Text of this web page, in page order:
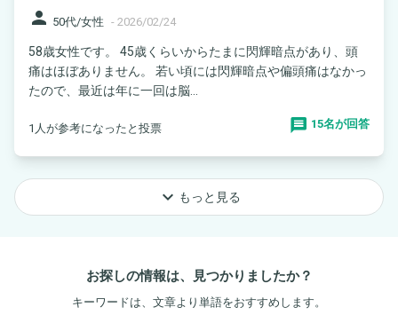
person 50代/女性 - 2026/02/24
58歳女性です。 45歳くらいからたまに閃輝暗点があり、頭
痛はほぼありません。 若い頃には閃輝暗点や偏頭痛はなかっ
たので、最近は年に一回は脳...
1人が参考になったと投票 15名が回答
keyboard_arrow_down もっと見る
お探しの情報は、見つかりましたか？
キーワードは、文章より単語をおすすめします。